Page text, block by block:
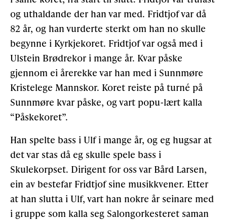
og uthaldande der han var med. Fridtjof var då
82 år, og han vurderte sterkt om han no skulle
begynne i Kyrkjekoret. Fridtjof var også med i
Ulstein Brødrekor i mange år. Kvar påske
gjennom ei årerekke var han med i Sunnmøre
Kristelege Mannskor. Koret reiste på turné på
Sunnmøre kvar påske, og vart popu-lært kalla
“Påskekoret”.
Han spelte bass i Ulf i mange år, og eg hugsar at
det var stas då eg skulle spele bass i
Skulekorpset. Dirigent for oss var Bård Larsen,
ein av bestefar Fridtjof sine musikkvener. Etter
at han slutta i Ulf, vart han nokre år seinare med
i gruppe som kalla seg Salongorkesteret saman